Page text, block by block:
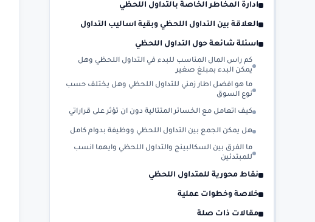
ادارة المخاطر الخاصة بالتداول اللحظي
العلاقة بين التداول اللحظي وبقية اساليب التداول
اسئلة شائعة حول التداول اللحظي
كم راس المال المناسب للبدء في التداول اللحظي وهل
يمكن البدء بمبلغ صغير
ما هو افضل اطار زمني للتداول اللحظي وهل يختلف حسب
نوع السوق
كيف اتعامل مع الخسائر المتتالية دون ان تؤثر على قراراتي
هل يمكن الجمع بين التداول اللحظي ووظيفة بدوام كامل
ما الفرق بين السكالبينج والتداول اللحظي وايهما انسب
للمبتدئين
نقاط محورية للمتداول اللحظي
خلاصة وخطوات عملية
مقالات ذات صلة